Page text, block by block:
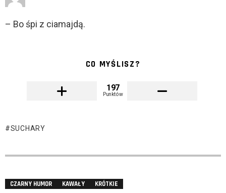
– Bo śpi z ciamajdą.
CO MYŚLISZ?
197
Punktów
SUCHARY
CZARNY HUMOR KAWAŁY KRÓTKIE